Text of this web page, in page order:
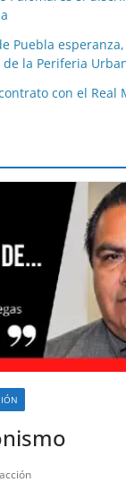
Puebla
la Periferia
con el Real